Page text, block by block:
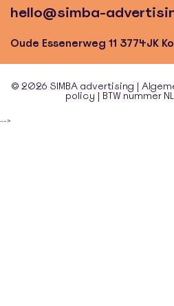
hello@simba-
Oude Essenerweg 11 3774JK
© 2026 SIMBA advertising |
policy | BTW nummer
-->